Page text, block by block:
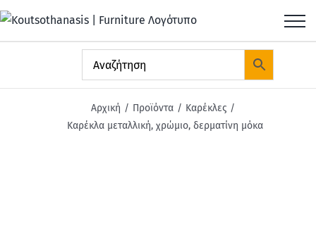
Μετάβαση
στο
Αρχική Προϊόντα
Καρέκλες
Καρέκλα μεταλλική, χρώμιο, δερματίνη μόκα